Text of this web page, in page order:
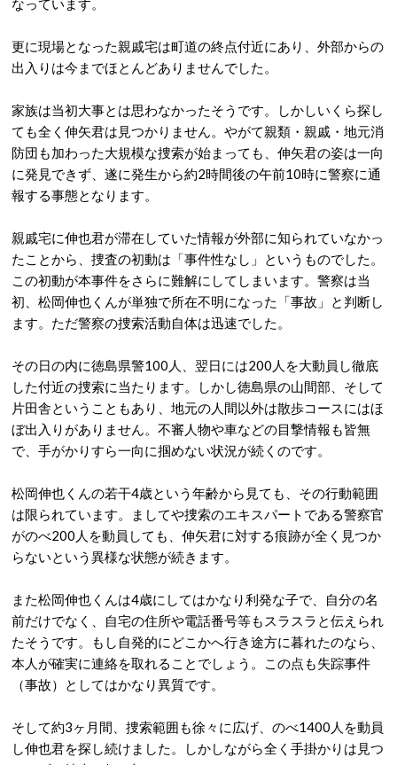
なっています。
更に現場となった親戚宅は町道の終点付近にあり、外部からの
出入りは今までほとんどありませんでした。
家族は当初大事とは思わなかったそうです。しかしいくら探し
ても全く伸矢君は見つかりません。やがて親類・親戚・地元消
防団も加わった大規模な捜索が始まっても、伸矢君の姿は一向
に発見できず、遂に発生から約2時間後の午前10時に警察に通
報する事態となります。
親戚宅に伸也君が滞在していた情報が外部に知られていなかっ
たことから、捜査の初動は「事件性なし」というものでした。
この初動が本事件をさらに難解にしてしまいます。警察は当
初、松岡伸也くんが単独で所在不明になった「事故」と判断し
ます。ただ警察の捜索活動自体は迅速でした。
その日の内に徳島県警100人、翌日には200人を大動員し徹底
した付近の捜索に当たります。しかし徳島県の山間部、そして
片田舎ということもあり、地元の人間以外は散歩コースにはほ
ぼ出入りがありません。不審人物や車などの目撃情報も皆無
で、手がかりすら一向に掴めない状況が続くのです。
松岡伸也くんの若干4歳という年齢から見ても、その行動範囲
は限られています。ましてや捜索のエキスパートである警察官
がのべ200人を動員しても、伸矢君に対する痕跡が全く見つか
らないという異様な状態が続きます。
また松岡伸也くんは4歳にしてはかなり利発な子で、自分の名
前だけでなく、自宅の住所や電話番号等もスラスラと伝えられ
たそうです。もし自発的にどこかへ行き途方に暮れたのなら、
本人が確実に連絡を取れることでしょう。この点も失踪事件
（事故）としてはかなり異質です。
そして約3ヶ月間、捜索範囲も徐々に広げ、のべ1400人を動員
し伸也君を探し続けました。しかしながら全く手掛かりは見つ